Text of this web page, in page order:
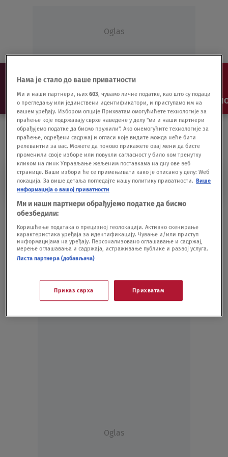
Oglas
NAJNOVIJE VESTI SHOW SPORT VIDEO
VEELIKA BRITANIJA
miliona ljudi
SVET10.01.21.
Oglas
Нама је стало до ваше приватности
Ми и наши партнери, њих603, чувамо личне податке, као што су подаци
о прегледању или јединствени идентификатори, и приступамо им на
вашем уређају. Избором опције Прихватам омогућићете технологије за
праћење које подржавају сврхе наведене у делу "ми и наши партнери
обрађујемо податке да бисмо пружили". Ако онемогућите технологије за
праћење, одређени садржај и огласи које видите можда неће бити
релевантни за вас. Можете да поново прикажете овај мени да бисте
променили своје изборе или повукли сагласност у било ком тренутку
кликом на линк Управљање жељеним поставкама на дну ове веб
странице. Ваши избори ће се примењивати како је описано у делу: Wеб
локација. За више детаља погледајте нашу политику приватности. Више
информација о вашој приватности
Ми и наши партнери обрађујемо податке да бисмо
обезбедили:
Коришћење података о прецизној геолокацији. Активно скенирање
карактеристика уређаја за идентификацију. Чување и/или приступ
информацијама на уређају. Персонализовано оглашавање и садржај,
мерење оглашавања и садржаја, истраживање публике и развој услуга.
Листа партнера (добављача)
Приказ сврха Прихватам